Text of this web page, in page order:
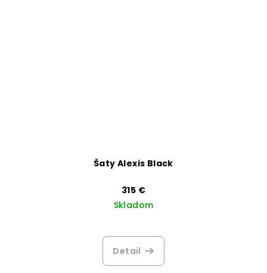
Šaty Alexis Black
315 €
Skladom
Detail